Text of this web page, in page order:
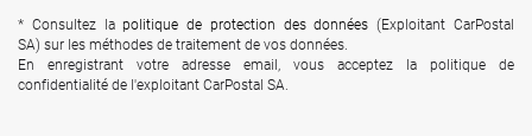
* Consultez lapolitique de protection des données (Exploitant CarPostal
SA) sur les méthodes de traitement de vos données.
En enregistrant votre adresse email, vous acceptez la politique de
confidentialité de l'exploitant CarPostal SA.